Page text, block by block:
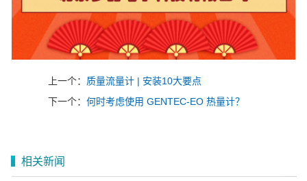
上一个： 质量流量计 | 安装10大要点
下一个： 何时考虑使用 GENTEC-EO 热量计？
相关新闻